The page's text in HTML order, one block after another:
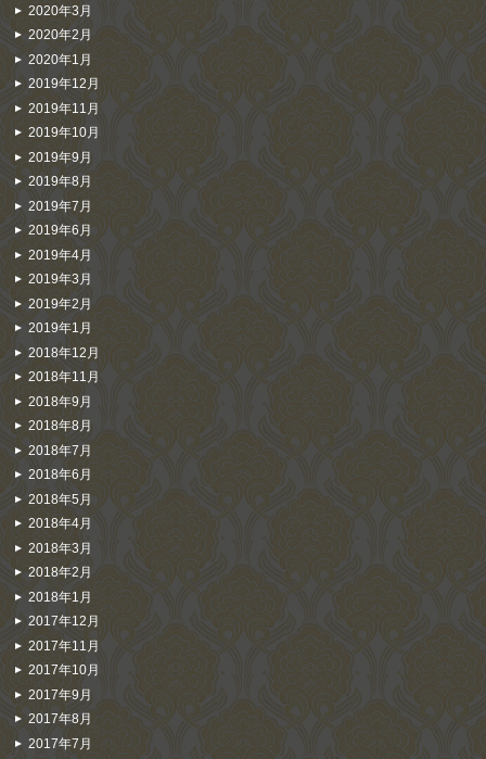
2020年3月
2020年2月
2020年1月
2019年12月
2019年11月
2019年10月
2019年9月
2019年8月
2019年7月
2019年6月
2019年4月
2019年3月
2019年2月
2019年1月
2018年12月
2018年11月
2018年9月
2018年8月
2018年7月
2018年6月
2018年5月
2018年4月
2018年3月
2018年2月
2018年1月
2017年12月
2017年11月
2017年10月
2017年9月
2017年8月
2017年7月